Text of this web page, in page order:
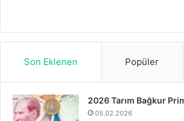
Son Eklenen Popüler
2026 Tarım Bağkur
05.02.2026